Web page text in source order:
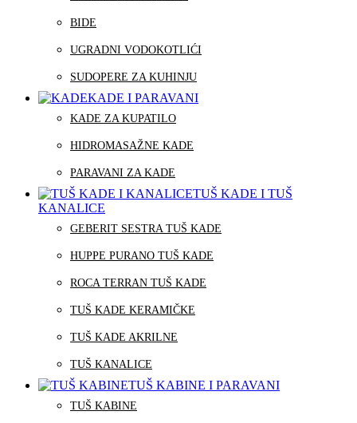
BIDE
UGRADNI VODOKOTLIĆI
SUDOPERE ZA KUHINJU
KADE I PARAVANI
KADE ZA KUPATILO
HIDROMASAŽNE KADE
PARAVANI ZA KADE
TUŠ KADE I TUŠ
KANALICE
GEBERIT SESTRA TUŠ KADE
HUPPE PURANO TUŠ KADE
ROCA TERRAN TUŠ KADE
TUŠ KADE KERAMIČKE
TUŠ KADE AKRILNE
TUŠ KANALICE
TUŠ KABINE I PARAVANI
TUŠ KABINE